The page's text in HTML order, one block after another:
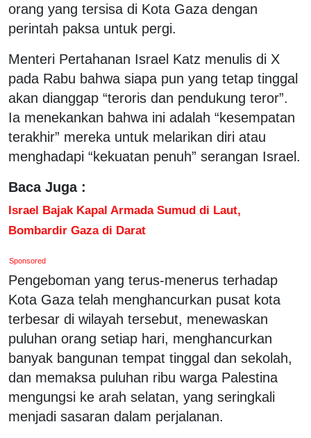
orang yang tersisa di Kota Gaza dengan
perintah paksa untuk pergi.
Menteri Pertahanan Israel Katz menulis di X
pada Rabu bahwa siapa pun yang tetap tinggal
akan dianggap “teroris dan pendukung teror”.
Ia menekankan bahwa ini adalah “kesempatan
terakhir” mereka untuk melarikan diri atau
menghadapi “kekuatan penuh” serangan Israel.
Baca Juga :
Israel Bajak Kapal Armada Sumud di Laut,
Bombardir Gaza di Darat
Sponsored
Pengeboman yang terus-menerus terhadap
Kota Gaza telah menghancurkan pusat kota
terbesar di wilayah tersebut, menewaskan
puluhan orang setiap hari, menghancurkan
banyak bangunan tempat tinggal dan sekolah,
dan memaksa puluhan ribu warga Palestina
mengungsi ke arah selatan, yang seringkali
menjadi sasaran dalam perjalanan.